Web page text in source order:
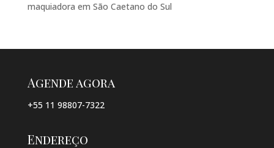
maquiadora em São Caetano do Sul
Agende agora
+55 11 98807-7322
Endereço